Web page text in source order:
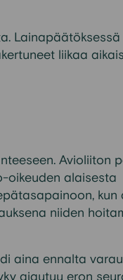
Lainapäätöksessä
liikaa
Avioliiton
oikeuden alaisesta
kun
niiden
aina ennalta